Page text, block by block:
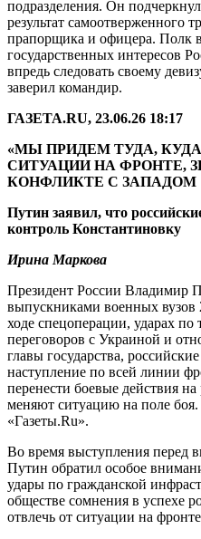
подразделения. Он
результат самоотверженного
прапорщика и офицера. Полк
государственных интересов
впредь следовать своему
заверил командир.
ГАЗЕТА.RU, 23.06.26 18:17
«МЫ ПРИДЕМ ТУДА,
СИТУАЦИИ НА ФРОНТЕ,
КОНФЛИКТЕ С ЗАПАДОМ
Путин заявил, что
контроль Константиновку
Ирина Маркова
Президент России Владимир
выпускниками военных вузов
ходе спецоперации, ударах
переговоров с Украиной и
главы государства,
наступление по всей линии
перенести боевые действия
меняют ситуацию на поле
«Газеты.Ru».
Во время выступления перед
Путин обратил особое
удары по гражданской
обществе сомнения в успехе
отвлечь от ситуации на